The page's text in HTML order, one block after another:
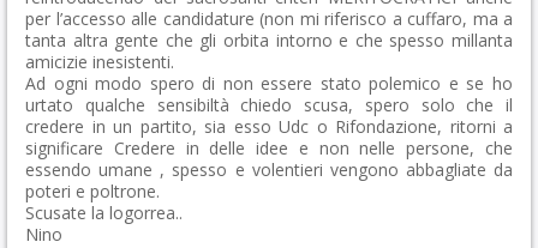
per l’accesso alle candidature (non mi riferisco a cuffaro, ma a
tanta altra gente che gli orbita intorno e che spesso millanta
amicizie inesistenti.
Ad ogni modo spero di non essere stato polemico e se ho
urtato qualche sensibiltà chiedo scusa, spero solo che il
credere in un partito, sia esso Udc o Rifondazione, ritorni a
significare Credere in delle idee e non nelle persone, che
essendo umane , spesso e volentieri vengono abbagliate da
poteri e poltrone.
Scusate la logorrea..
Nino